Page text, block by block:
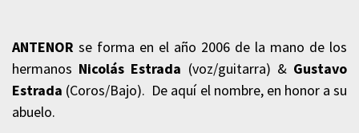
ANTENOR se forma en el año 2006 de la mano de los
hermanos Nicolás Estrada (voz/guitarra) & Gustavo
Estrada (Coros/Bajo). De aquí el nombre, en honor a su
abuelo.